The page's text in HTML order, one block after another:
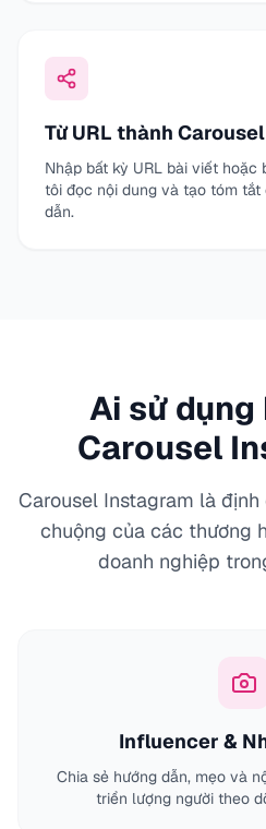
Từ URL thành Carousel
Nhập bất kỳ URL bài viết hoặc
tôi đọc nội dung và tạo tóm tắt
dẫn.
Ai sử dụng
Carousel
Carousel Instagram là
chuộng của các thương
doanh nghiệp
Influencer &
Chia sẻ hướng dẫn, mẹo và
triển lượng người theo